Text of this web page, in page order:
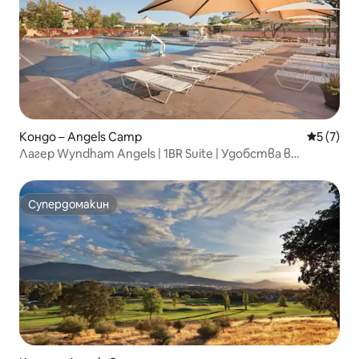
Кондо – Angels Camp Средна
5 (7)
Лагер Wyndham Angels | 1BR Suite | Удобства в
Супердомакин
Супердомакин